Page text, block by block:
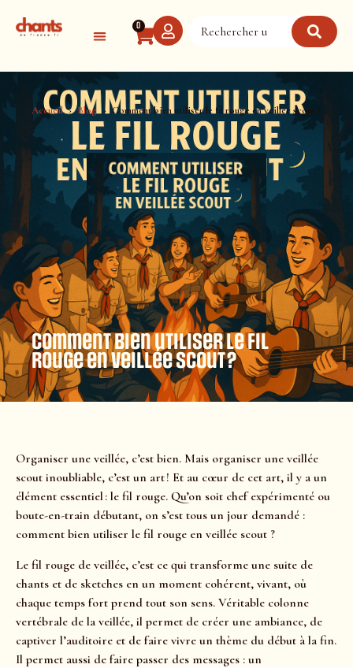
0
Accueil Blog Comment bien utiliser le fil rouge en veillée scout ?
Comment bien utiliser le fil
rouge en veillée scout ?
Organiser une veillée, c’est bien. Mais organiser une veillée
scout inoubliable, c’est un art ! Et au cœur de cet art, il y a un
élément essentiel : le fil rouge. Qu’on soit chef expérimenté ou
boute-en-train débutant, on s’est tous un jour demandé :
comment bien utiliser le fil rouge en veillée scout ?
Le fil rouge de veillée, c’est ce qui transforme une suite de
chants et de sketches en un moment cohérent, vivant, où
chaque temps fort prend tout son sens. Véritable colonne
vertébrale de la veillée, il permet de créer une ambiance, de
captiver l’auditoire et de faire vivre un thème du début à la fin.
Il permet aussi de faire passer des messages : un